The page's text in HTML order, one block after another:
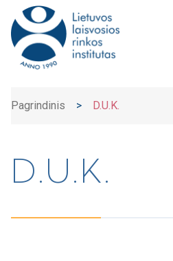
Pagrindinis > D.U.K.
D.U.K.